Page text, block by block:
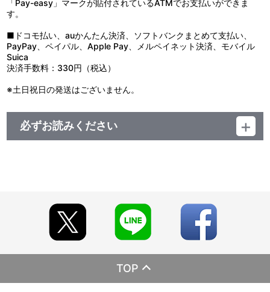
「Pay-easy」マークが貼付されているATMでお支払いができま
す。
■ドコモ払い、auかんたん決済、ソフトバンクまとめて支払い、
PayPay、ペイパル、Apple Pay、メルペイネット決済、モバイル
Suica
決済手数料：330円（税込）
※土日祝日の発送はございません。
必ずお読みください
【商品の取り扱い】
・サンライズストア（https://p-bandai.jp/sunrise-store/）
・A-on STORE（https://a-onstore.jp/）
・他、一般店舗
※イベント会場・催事会場や海外等で販売する場合がありま
※詳細は公式サイト等でご案内致します。
TOP